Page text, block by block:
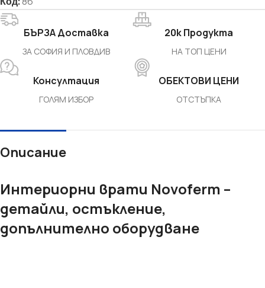
БЪРЗА Доставка
ЗА СОФИЯ И ПЛОВДИВ
20k Продукта
НА ТОП ЦЕНИ
Консултация
ГОЛЯМ ИЗБОР
ОБЕКТОВИ ЦЕНИ
ОТСТЪПКА
Описание
Интериорни врати Novoferm –
детайли, остъкление,
допълнително оборудване